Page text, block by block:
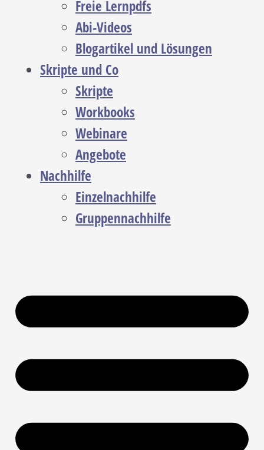
Freie Lernpdfs
Abi-Videos
Blogartikel und Lösungen
Skripte und Co
Skripte
Workbooks
Webinare
Angebote
Nachhilfe
Einzelnachhilfe
Gruppennachhilfe